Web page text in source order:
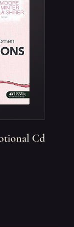
Cd